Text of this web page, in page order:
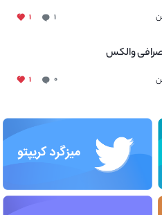
۱ ۱
صرافی والکس
۰ ۱